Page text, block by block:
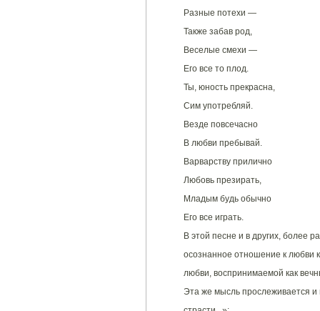
Разные потехи —
Также забав род,
Веселые смехи —
Его все то плод.
Ты, юность прекрасна,
Сим употребляй.
Везде повсечасно
В любви пребывай.
Варварству прилично
Любовь презирать,
Младым будь обычно
Его все играть.
В этой песне и в других, более
осознанное отношение к любви
любви, воспринимаемой как
Эта же мысль прослеживается и